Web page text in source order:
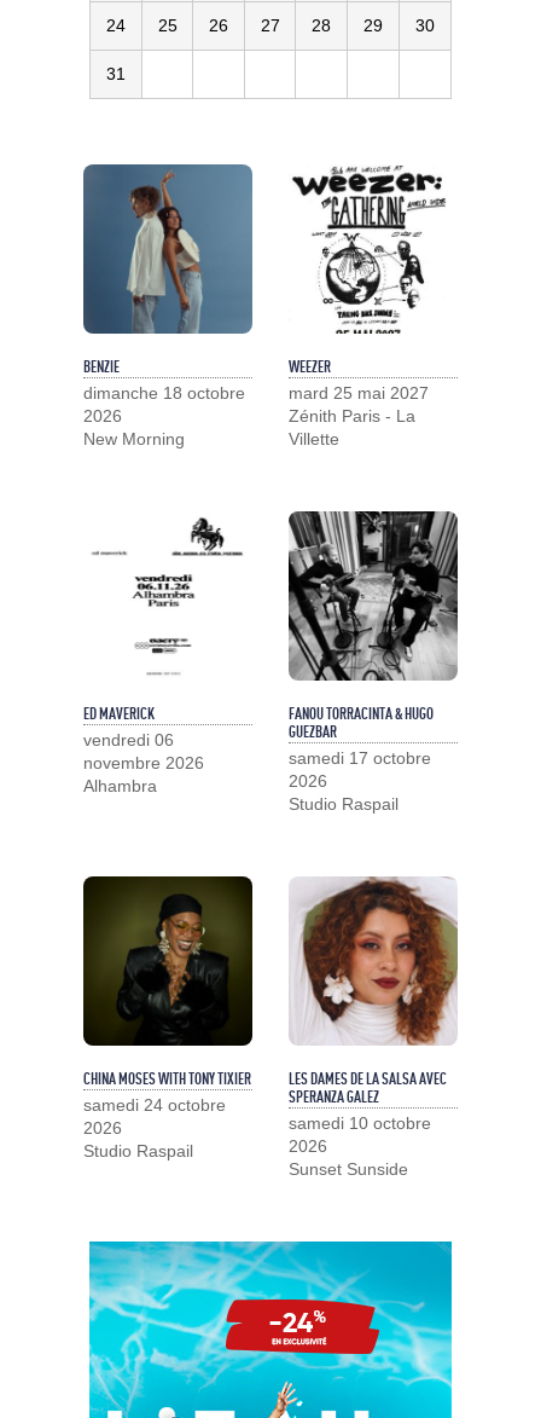
24 25 26 27 28 29 30
31
BENZIE
dimanche 18 octobre
2026
New Morning
WEEZER
mard 25 mai 2027
Zénith Paris - La
Villette
ED MAVERICK
vendredi 06
novembre 2026
Alhambra
FANOU TORRACINTA & HUGO
GUEZBAR
samedi 17 octobre
2026
Studio Raspail
CHINA MOSES WITH TONY TIXIER
samedi 24 octobre
2026
Studio Raspail
LES DAMES DE LA SALSA AVEC
SPERANZA GALEZ
samedi 10 octobre
2026
Sunset Sunside